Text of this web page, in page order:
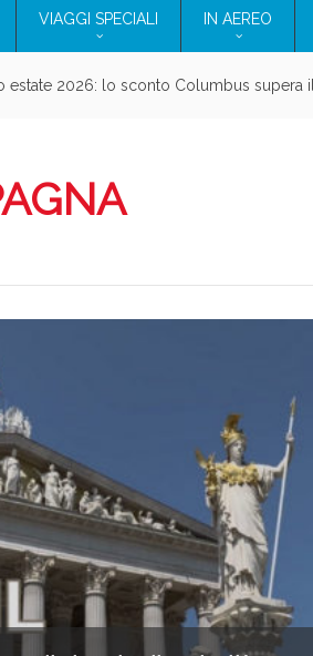
VIAGGI SPECIALI IN AEREO
i prodotti che hanno conquistato la
CONSIGLI PRATICI